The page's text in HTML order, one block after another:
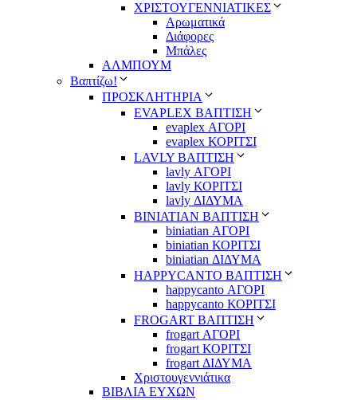
ΧΡΙΣΤΟΥΓΕΝΝΙΑΤΙΚΕΣ
Αρωματικά
Διάφορες
Μπάλες
ΑΛΜΠΟΥΜ
Βαπτίζω!
ΠΡΟΣΚΛΗΤΗΡΙΑ
EVAPLEX ΒΑΠΤΙΣΗ
evaplex ΑΓΟΡΙ
evaplex ΚΟΡΙΤΣΙ
LAVLY ΒΑΠΤΙΣΗ
lavly ΑΓΟΡΙ
lavly ΚΟΡΙΤΣΙ
lavly ΔΙΔΥΜΑ
ΒΙΝΙΑΤΙΑΝ ΒΑΠΤΙΣΗ
biniatian ΑΓΟΡΙ
biniatian ΚΟΡΙΤΣΙ
biniatian ΔΙΔΥΜΑ
HAPPYCANTO ΒΑΠΤΙΣΗ
happycanto ΑΓΟΡΙ
happycanto ΚΟΡΙΤΣΙ
FROGART ΒΑΠΤΙΣΗ
frogart ΑΓΟΡΙ
frogart ΚΟΡΙΤΣΙ
frogart ΔΙΔΥΜΑ
Χριστουγεννιάτικα
ΒΙΒΛΙΑ ΕΥΧΩΝ